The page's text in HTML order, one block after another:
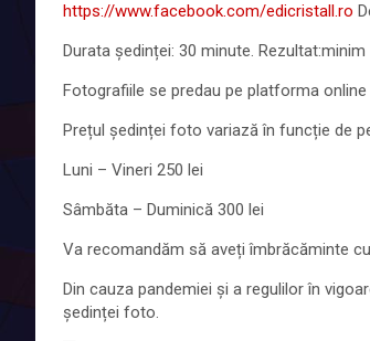
https://www.facebook.com/edicristall.ro
Durata ședinței: 30 minute.
Fotografiile se predau pe platforma
Prețul ședinței foto variază în funcție de
Luni – Vineri 250 lei
Sâmbăta – Duminică 300 lei
Va recomandăm să aveți îmbrăcăminte
Din cauza pandemiei și a regulilor în
ședinței foto.